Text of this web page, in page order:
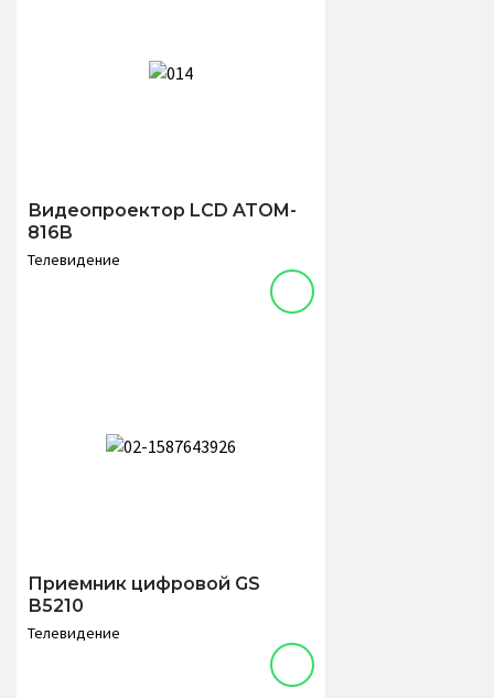
Видеопроектор LCD ATOM-
816B
Телевидение
Приемник цифровой GS
В5210
Телевидение